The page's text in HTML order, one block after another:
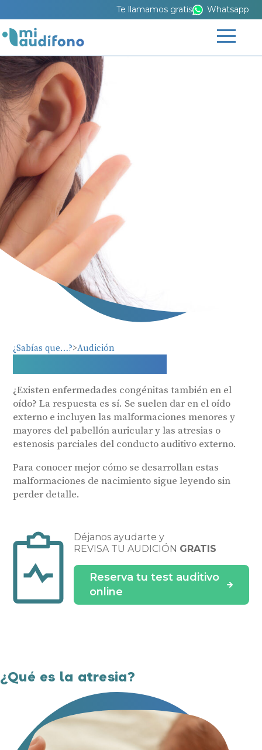
Te llamamos gratis Whatsapp
¿Sabías que…? Audición
¿Qué es la atresia?
¿Existen enfermedades congénitas también en el
oído? La respuesta es sí. Se suelen dar en el oído
externo e incluyen las malformaciones menores y
mayores del pabellón auricular y las atresias o
estenosis parciales del conducto auditivo externo.
Para conocer mejor cómo se desarrollan estas
malformaciones de nacimiento sigue leyendo sin
perder detalle.
Déjanos ayudarte y
REVISA TU AUDICIÓN GRATIS
Reserva tu test auditivo
online
¿Qué es la atresia?